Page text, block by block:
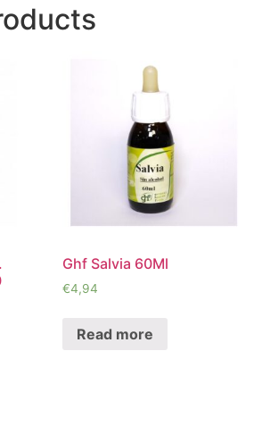
Ghf Salvia 60Ml
€4,94
Read more